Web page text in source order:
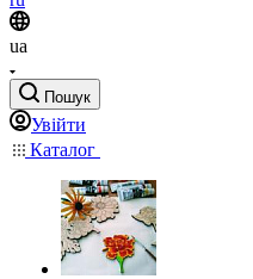
ua
Пошук
Увійти
Каталог